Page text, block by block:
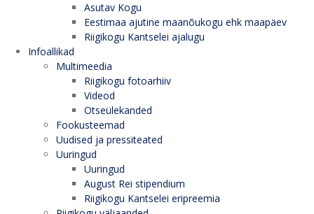
Asutav Kogu
Eestimaa ajutine maanõukogu ehk maapäev
Riigikogu Kantselei ajalugu
Infoallikad
Multimeedia
Riigikogu fotoarhiiv
Videod
Otseülekanded
Fookusteemad
Uudised ja pressiteated
Uuringud
Uuringud
August Rei stipendium
Riigikogu Kantselei eripreemia